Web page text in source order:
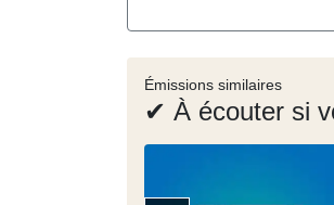
Émissions similaires
✔ À écouter si